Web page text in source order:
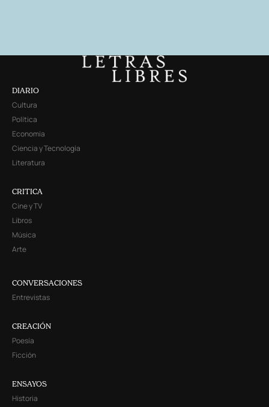
DIARIO
Cultura
Política
Economía
Ciencia y Tecnología
Literatura
CRITICA
Cine y TV
Libros
Música
Arte
CONVERSACIONES
Entrevistas
CREACIÓN
Poesía
Ficción
ENSAYOS
Historia